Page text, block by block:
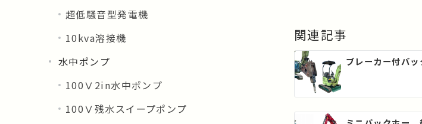
ビ
ゲ
ー
関連記事
ブレーカー付バッ
超低騒音型発電機
10kva溶接機
水中ポンプ
100Ⅴ2in水中ポンプ
100Ⅴ残水スイープポンプ